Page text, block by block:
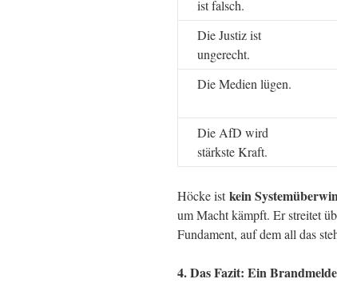
ist falsch.
Die Justiz ist
ungerecht.
Die Medien lügen.
Die AfD wird
stärkste Kraft.
Höcke istkein
um Macht kämpft. Er streitet
Fundament, auf dem all das
4. Das Fazit: Ein